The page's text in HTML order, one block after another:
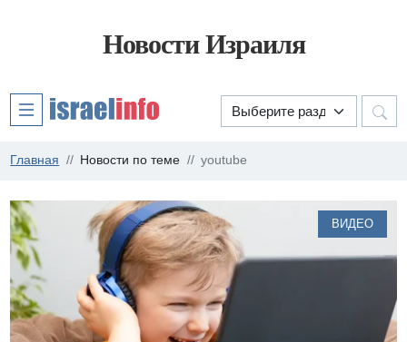
Новости Израиля
Главная Новости по теме youtube
ВИДЕО